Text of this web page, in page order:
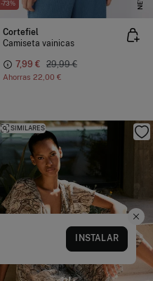
-73%
Cortefiel
Camiseta vainicas
7,99 € 29,99 €
Ahorras 22,00 €
SIMILARES
INSTALAR